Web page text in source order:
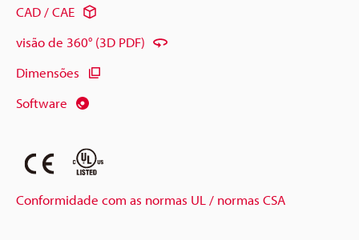
CAD / CAE
visão de 360° (3D PDF)
Dimensões
Software
Conformidade com as normas UL / normas CSA